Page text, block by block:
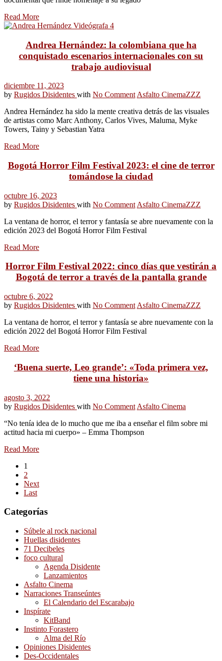
Read More
Andrea Hernández: la colombiana que ha
conquistado escenarios internacionales con su
trabajo audiovisual
diciembre 11, 2023
by Rugidos Disidentes with No Comment Asfalto CinemaZZZ
Andrea Hernández ha sido la mente creativa detrás de las visuales
de artistas como Marc Anthony, Carlos Vives, Maluma, Myke
Towers, Tainy y Sebastian Yatra
Read More
Bogotá Horror Film Festival 2023: el cine de terror
tomándose la ciudad
octubre 16, 2023
by Rugidos Disidentes with No Comment Asfalto CinemaZZZ
La ventana de horror, el terror y fantasía se abre nuevamente con la
edición 2023 del Bogotá Horror Film Festival
Read More
Horror Film Festival 2022: cinco días que vestirán a
Bogotá de terror a través de la pantalla grande
octubre 6, 2022
by Rugidos Disidentes with No Comment Asfalto CinemaZZZ
La ventana de horror, el terror y fantasía se abre nuevamente con la
edición 2022 del Bogotá Horror Film Festival
Read More
‘Buena suerte, Leo grande’: «Toda primera vez,
tiene una historia»
agosto 3, 2022
by Rugidos Disidentes with No Comment Asfalto Cinema
“No tenía idea de lo mucho que me iba a enseñar el film sobre mi
actitud hacia mi cuerpo» – Emma Thompson
Read More
1
2
Next
Last
Categorías
Súbele al rock nacional
Huellas disidentes
71 Decibeles
foco cultural
Agenda Disidente
Lanzamientos
Asfalto Cinema
Narraciones Transeúntes
El Calendario del Escarabajo
Inspírate
KitBand
Instinto Forastero
Alma del Río
Opiniones Disidentes
Des-Occidentales